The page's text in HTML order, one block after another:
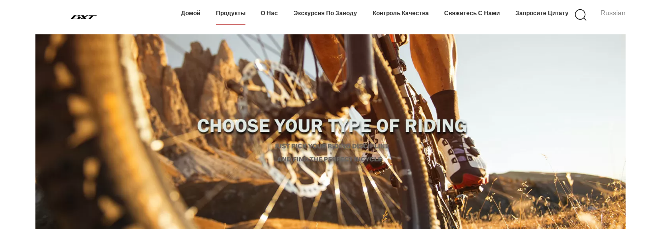
Russian
Домой Продукты О Нас Экскурсия По Заводу Контроль Качества Свяжитесь С Нами Запросите Цитату